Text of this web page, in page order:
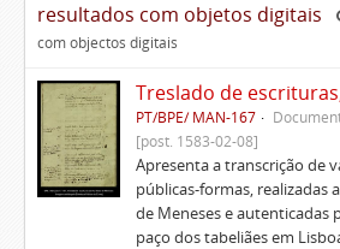
resultados com objetos digitais
com objectos digitais
PT/BPE/ MAN-167
[post. 1583-02-08]
Apresenta a transcrição de
públicas-formas, realizadas
de Meneses e autenticadas
paço dos tabeliães em